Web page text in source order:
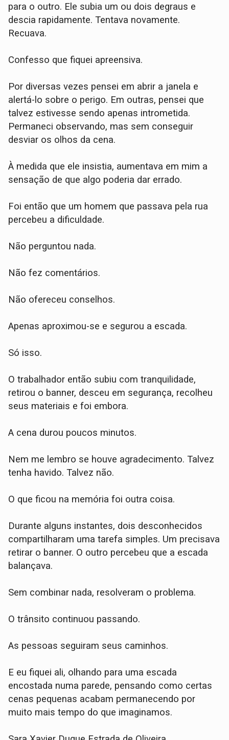
para o outro. Ele subia um ou dois degraus e
descia rapidamente. Tentava novamente.
Recuava.
Confesso que fiquei apreensiva.
Por diversas vezes pensei em abrir a janela e
alertá-lo sobre o perigo. Em outras, pensei que
talvez estivesse sendo apenas intrometida.
Permaneci observando, mas sem conseguir
desviar os olhos da cena.
À medida que ele insistia, aumentava em mim a
sensação de que algo poderia dar errado.
Foi então que um homem que passava pela rua
percebeu a dificuldade.
Não perguntou nada.
Não fez comentários.
Não ofereceu conselhos.
Apenas aproximou-se e segurou a escada.
Só isso.
O trabalhador então subiu com tranquilidade,
retirou o banner, desceu em segurança, recolheu
seus materiais e foi embora.
A cena durou poucos minutos.
Nem me lembro se houve agradecimento. Talvez
tenha havido. Talvez não.
O que ficou na memória foi outra coisa.
Durante alguns instantes, dois desconhecidos
compartilharam uma tarefa simples. Um precisava
retirar o banner. O outro percebeu que a escada
balançava.
Sem combinar nada, resolveram o problema.
O trânsito continuou passando.
As pessoas seguiram seus caminhos.
E eu fiquei ali, olhando para uma escada
encostada numa parede, pensando como certas
cenas pequenas acabam permanecendo por
muito mais tempo do que imaginamos.